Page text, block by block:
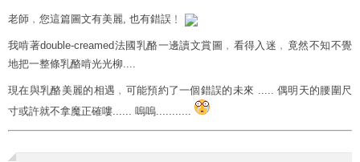
老師﹐您這篇圖文有美麗, 也有錯誤﹗
我啃著double-creamed法國乳酪一邊讀文賞圖﹐看得入迷﹐竟然不知不覺
地把一整條乳酪啃光光柳....
現在與乳酪美麗的相遇﹐可能預約了一個錯誤的未來 ..... 偶明天的腰圍尺
寸或許就不拿魔正確嘍...... 嗚嗚...........